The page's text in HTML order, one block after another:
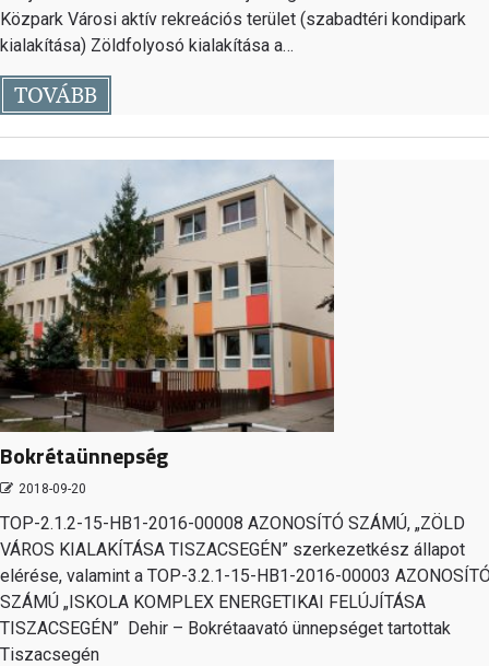
Közpark Városi aktív rekreációs terület (szabadtéri kondipark
kialakítása) Zöldfolyosó kialakítása a…
TOVÁBB
Bokrétaünnepség
2018-09-20
TOP-2.1.2-15-HB1-2016-00008 AZONOSÍTÓ SZÁMÚ, „ZÖLD
VÁROS KIALAKÍTÁSA TISZACSEGÉN” szerkezetkész állapot
elérése, valamint a TOP-3.2.1-15-HB1-2016-00003
SZÁMÚ „ISKOLA KOMPLEX ENERGETIKAI FELÚJÍTÁSA
TISZACSEGÉN” Dehir – Bokrétaavató ünnepséget tartottak
Tiszacsegén